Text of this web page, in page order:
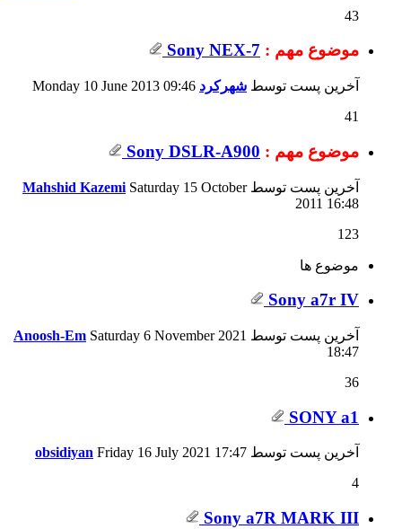
43
موضوع مهم : Sony NEX-7
آخرین پست توسط شهرکرد Monday 10 June 2013 09:46
41
موضوع مهم : Sony DSLR-A900
آخرین پست توسط Mahshid Kazemi Saturday 15 October
2011 16:48
123
موضوع ها
Sony a7r IV
آخرین پست توسط Anoosh-Em Saturday 6 November 2021
18:47
36
SONY a1
آخرین پست توسط obsidiyan Friday 16 July 2021 17:47
4
Sony a7R MARK III